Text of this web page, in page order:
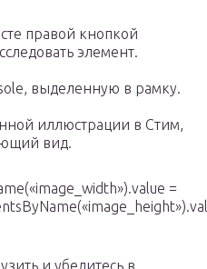
правой кнопкой
элемент.
выделенную в рамку.
иллюстрации в Стим,
вид.
=
и убедитесь в